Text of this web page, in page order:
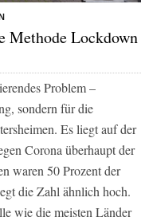
Methode Lockdown
Problem –
sondern für die
Es liegt auf der
Corona überhaupt der
waren 50 Prozent der
die Zahl ähnlich hoch.
wie die meisten Länder